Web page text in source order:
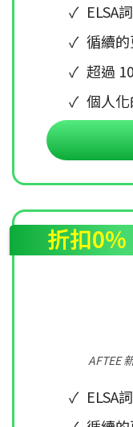
ELSA
循續
超過
個人
折扣0%
AFTEE
ELSA